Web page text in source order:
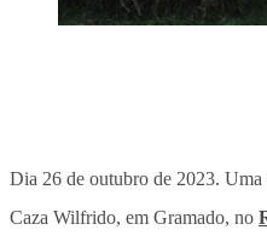
Dia 26 de outubro de 2023. Uma
Caza Wilfrido, em Gramado, no